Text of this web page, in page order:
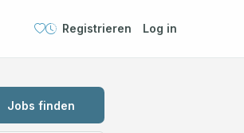
Registrieren Log in
Jobs finden